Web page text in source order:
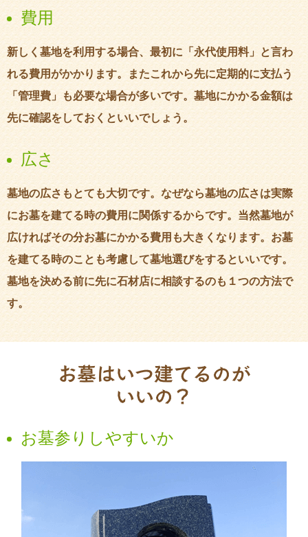
費用
新しく墓地を利用する場合、最初に「永代使用料」と言わ
れる費用がかかります。またこれから先に定期的に支払う
「管理費」も必要な場合が多いです。墓地にかかる金額は
先に確認をしておくといいでしょう。
広さ
墓地の広さもとても大切です。なぜなら墓地の広さは実際
にお墓を建てる時の費用に関係するからです。当然墓地が
広ければその分お墓にかかる費用も大きくなります。お墓
を建てる時のことも考慮して墓地選びをするといいです。
墓地を決める前に先に石材店に相談するのも１つの方法で
す。
お墓はいつ建てるのが
いいの？
お墓参りしやすいか